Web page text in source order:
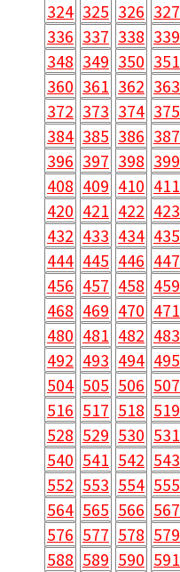
324 325 326 327
336 337 338 339
348 349 350 351
360 361 362 363
372 373 374 375
384 385 386 387
396 397 398 399
408 409 410 411
420 421 422 423
432 433 434 435
444 445 446 447
456 457 458 459
468 469 470 471
480 481 482 483
492 493 494 495
504 505 506 507
516 517 518 519
528 529 530 531
540 541 542 543
552 553 554 555
564 565 566 567
576 577 578 579
588 589 590 591